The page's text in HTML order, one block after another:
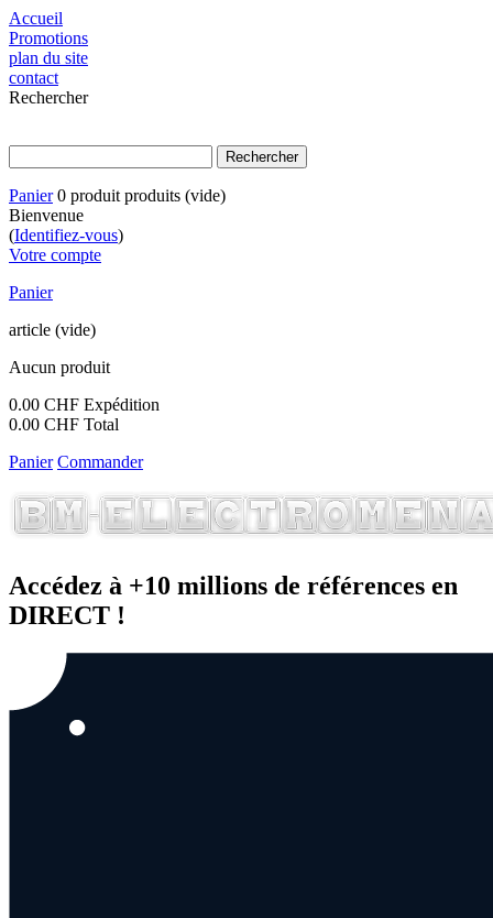
Accueil
Promotions
plan du site
contact
Rechercher
Panier 0 produit produits (vide)
Bienvenue
(Identifiez-vous)
Votre compte
Panier
article (vide)
Aucun produit
0.00 CHF Expédition
0.00 CHF Total
Panier Commander
Accédez à +10 millions de références en
DIRECT !